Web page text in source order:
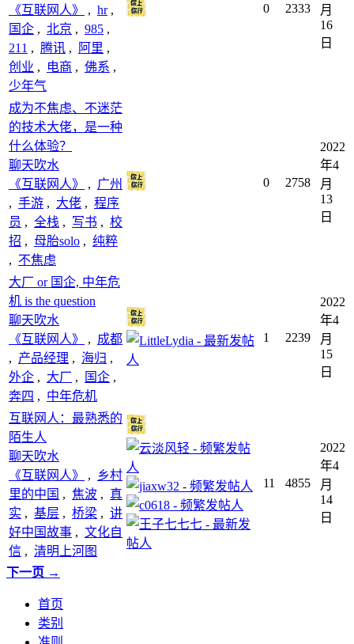
《互联网人》
, hr,
国企 , 北京 , 985 ,
211 , 腾讯 , 阿里 ,
创业 , 电商 , 佛系 ,
少年气
0 2333
月
16
日
成为不焦虑、不迷茫
的技术大佬，是一种
什么体验？
聊天吹水
《互联网人》
, 广州
, 手游 , 大佬 , 程序
员 , 全栈 , 写书 , 校
招 , 母胎solo , 纯粹
, 不焦虑
0 2758
2022
年4
月
13
日
大厂 or 国企, 中年危
机 is the question
聊天吹水
《互联网人》
, 成都
, 产品经理 , 海归 ,
外企 , 大厂 , 国企 ,
奔四 , 中年危机
1 2239
2022
年4
月
15
日
互联网人：最熟悉的
陌生人
聊天吹水
《互联网人》
,
乡村
里的中国 , 焦波 , 真
实 , 基层 , 桥梁 , 讲
好中国故事 , 文化自
信 , 清明上河图
11 4855
2022
年4
月
14
日
下一页 →
首页
类别